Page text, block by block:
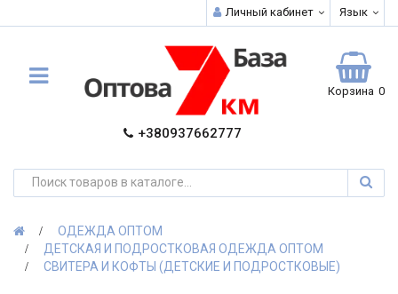
Личный кабинет Язык
+380937662777
Корзина 0
ОДЕЖДА ОПТОМ
ДЕТСКАЯ И ПОДРОСТКОВАЯ ОДЕЖДА ОПТОМ
СВИТЕРА И КОФТЫ (ДЕТСКИЕ И ПОДРОСТКОВЫЕ)